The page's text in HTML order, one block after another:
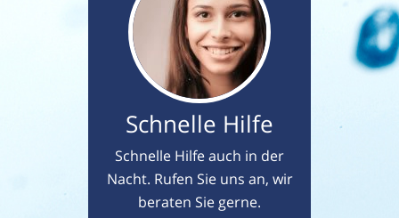
Schnelle Hilfe
Schnelle Hilfe auch in der
Nacht. Rufen Sie uns an, wir
beraten Sie gerne.